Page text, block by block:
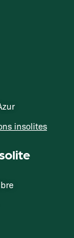
insolites